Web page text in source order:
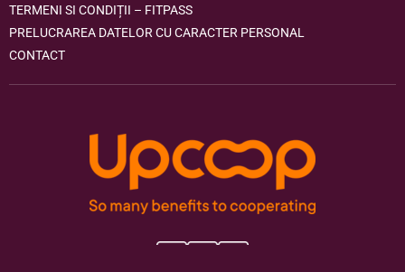
TERMENI SI CONDIȚII – FITPASS
PRELUCRAREA DATELOR CU CARACTER PERSONAL
CONTACT